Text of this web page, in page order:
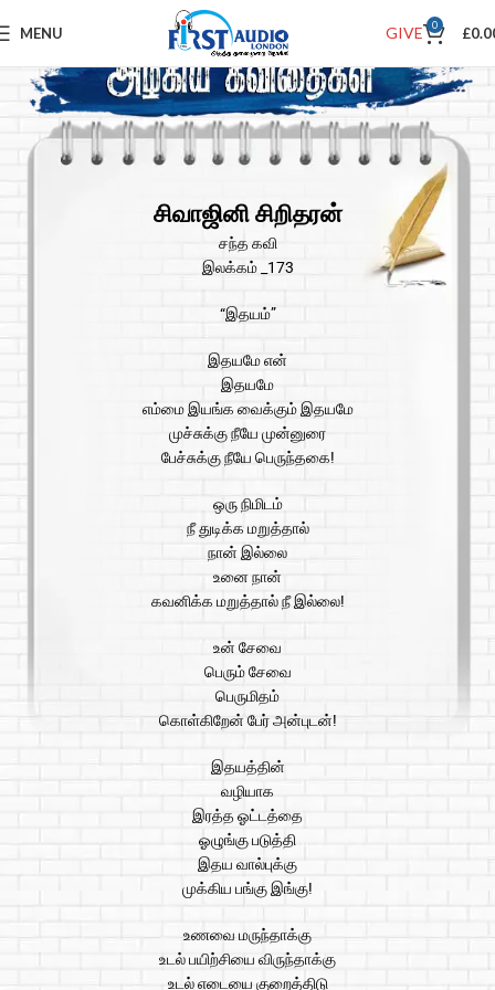
MENU GIVE 0 £
சிவாஜினி சிறிதரன்
சந்த கவி
இலக்கம் _173
“இதயம்”
இதயமே என்
இதயமே
எம்மை இயங்க வைக்கும் இதயமே
முச்சுக்கு நீயே முன்னுரை
பேச்சுக்கு நீயே பெருந்தகை!
ஒரு நிமிடம்
நீ துடிக்க மறுத்தால்
நான் இல்லை
உனை நான்
கவனிக்க மறுத்தால் நீ இல்லை!
உன் சேவை
பெரும் சேவை
பெருமிதம்
கொள்கிறேன் பேர் அன்புடன்!
இதயத்தின்
வழியாக
இரத்த ஓட்டத்தை
ஓழுங்கு படுத்தி
இதய வால்புக்கு
முக்கிய பங்கு இங்கு!
உணவை மருந்தாக்கு
உடல் பயிற்சியை விருந்தாக்கு
உடல் எடையை குறைத்திடு